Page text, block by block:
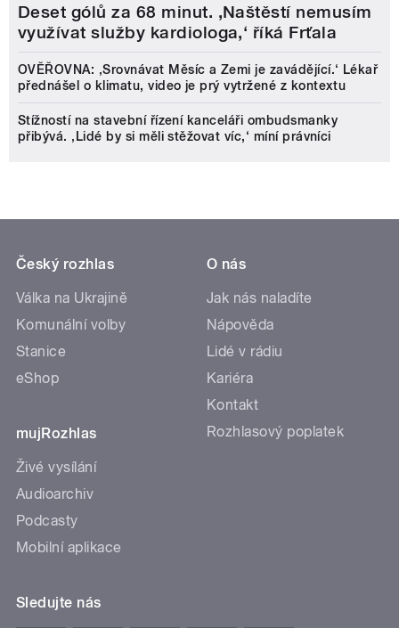
Deset gólů za 68 minut. ,Naštěstí nemusím
využívat služby kardiologa,‘ říká Frťala
OVĚŘOVNA: ‚Srovnávat Měsíc a Zemi je zavádějící.‘ Lékař
přednášel o klimatu, video je prý vytržené z kontextu
Stížností na stavební řízení kanceláři ombudsmanky
přibývá. ‚Lidé by si měli stěžovat víc,‘ míní právníci
Český rozhlas
Válka na Ukrajině
Komunální volby
Stanice
eShop
mujRozhlas
Živé vysílání
Audioarchiv
Podcasty
Mobilní aplikace
O nás
Jak nás naladíte
Nápověda
Lidé v rádiu
Kariéra
Kontakt
Rozhlasový poplatek
Sledujte nás